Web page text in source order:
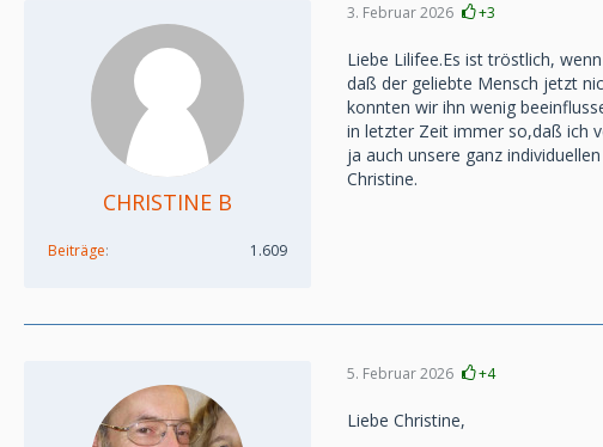
CHRISTINE B
Beiträge 1.609
3. Februar 2026 +3
Liebe Lilifee.Es ist tröstlich,
daß der geliebte Mensch jetzt
konnten wir ihn wenig
in letzter Zeit immer so,daß ich
ja auch unsere ganz
Christine.
5. Februar 2026 +4
Liebe Christine,